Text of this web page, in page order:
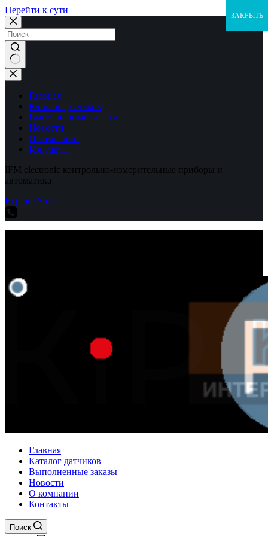
Перейти к сути
Ничего
не
найденоГлавная
Каталог датчиков
Выполненные заказы
Новости
О компании
Контакты
IFM electronic контрольно-измерительные приборы и
автоматика
Explore Shop
Главная
Каталог датчиков
Выполненные заказы
Новости
О компании
Контакты
Поиск
ЗАКРЫТЬ